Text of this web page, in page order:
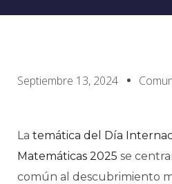
Septiembre 13, 2024
La temática del Día
Matemáticas 2025 se
común al descubrimiento